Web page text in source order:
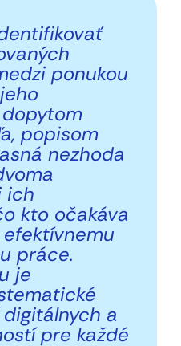
ponukou
popisom
nezhoda
ich
kto očakáva
práce.
je
a
pre každé